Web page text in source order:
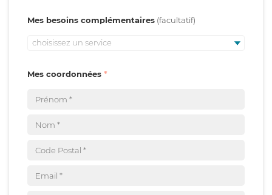
Mes besoins complémentaires
choisissez un service
Mes coordonnées